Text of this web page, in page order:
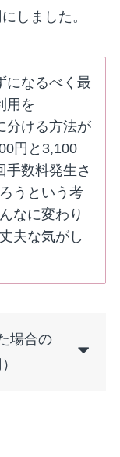
しました。
になるべく最
用を
分ける方法が
円と3,100
手数料発生さ
うという考
なに変わり
夫な気がし
場合の